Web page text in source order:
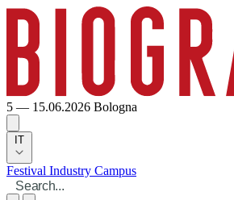
5 — 15.06.2026 Bologna
IT
Festival Industry Campus